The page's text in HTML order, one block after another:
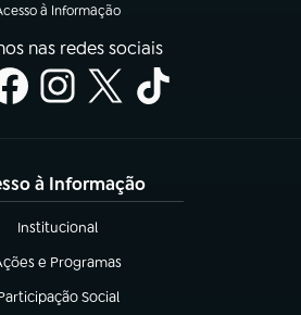
à Informação
nas redes sociais
à Informação
Institucional
(abre em nova aba)
e Programas
em nova aba)
Social
em nova aba)